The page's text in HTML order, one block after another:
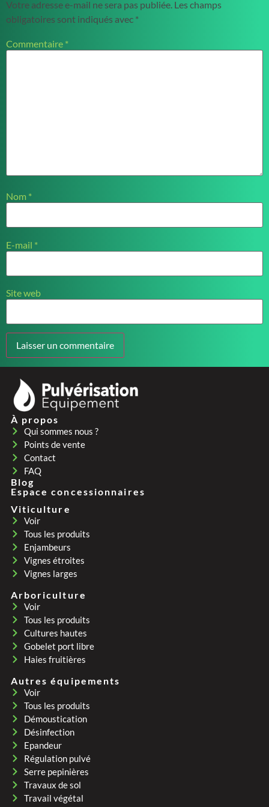
Votre adresse e-mail ne sera pas publiée. Les champs
obligatoires sont indiqués avec *
Commentaire *
Nom *
E-mail *
Site web
À propos
Qui sommes nous ?
Points de vente
Contact
FAQ
Blog
Espace concessionnaires
Viticulture
Voir
Tous les produits
Enjambeurs
Vignes étroites
Vignes larges
Arboriculture
Voir
Tous les produits
Cultures hautes
Gobelet port libre
Haies fruitières
Autres équipements
Voir
Tous les produits
Démoustication
Désinfection
Epandeur
Régulation pulvé
Serre pepinières
Travaux de sol
Travail végétal